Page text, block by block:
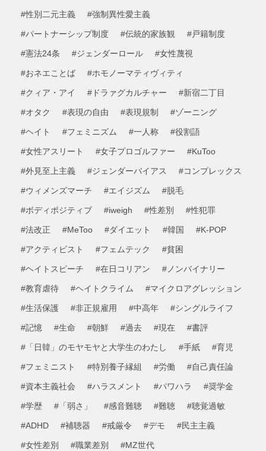
#性別二元主義 #強制異性愛主義
#パートナーシップ制度 #伝統的家族観 #戸籍制度
#憲法24条 #ジェンダーロール #女性蔑視
#おネエことば #ホモノーマティヴィティ
#クィア・アイ #ドラァグカルチャー #新宿二丁目
#オタク #表現の自由 #表現規制 #ゾーニング
#ヘイト #フェミニズム #一人称 #役割語
#女性アスリート #女子プロゴルファー #KuToo
#外見至上主義 #ジェンダーバイアス #コンプレックス
#ウィメンズマーチ #エイジズム #脱毛
#ボディポジティブ #iweigh #性差別 #性犯罪
#法改正 #MeToo #ダイエット #韓国 #K-POP
#アクティビスト #フェムテック #貧困
#ヘイトスピーチ #在日コリアン #ノンバイナリー
#教育虐待 #ヘイトクライム #マイクロアグレッション
#生活保護 #非正規雇用 #中高年 #シングルライフ
#記憶 #生命 #朝鮮 #過去 #現在 #書評
#「日韓」のモヤモヤと大学生のわたし #手紙 #育児
#フェミニスト #特別養子縁組 #労働 #自己責任論
#資本主義社会 #ハラスメント #パワハラ #奨学金
#学歴 #「弱さ」 #感音難聴 #難聴 #聴覚過敏
#ADHD #補聴器 #戒厳令 #デモ #民主主義
#女性差別 #職業差別 #MZ世代